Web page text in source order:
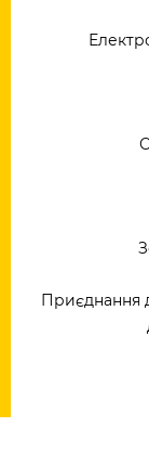
Приєднання